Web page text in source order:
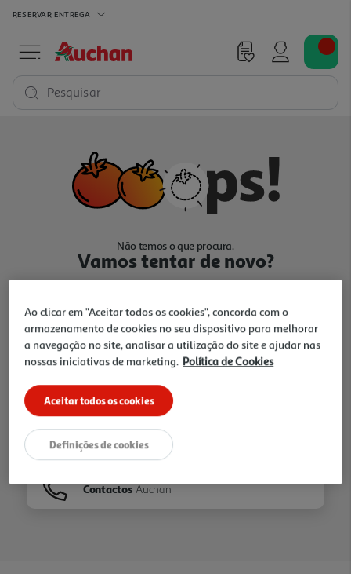
RESERVAR ENTREGA
Pesquisar
Não temos o que procura.
Vamos tentar de novo?
Ir para Homepage
Folhetos
Contactos Auchan
Ao clicar em "Aceitar todos os cookies", concorda com o
armazenamento de cookies no seu dispositivo para melhorar
a navegação no site, analisar a utilização do site e ajudar nas
nossas iniciativas de marketing. Política de Cookies
Aceitar todos os cookies
Definições de cookies